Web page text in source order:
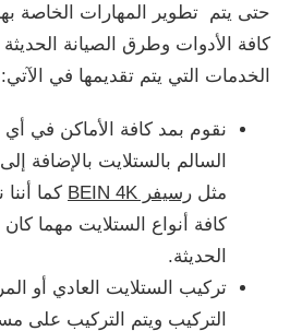
حتى يتم تطوير المهارات الخاصة
كافة الأدوات وطرق الصيانة
الخدمات التي يتم تقديمها في الآتي:
نقوم بمد كافة الأماكن في
السالم بالستلايت بالإضافة
مثل رسيفر BEIN 4K
كما
كافة أنواع الستلايت مهما كان
الحديثة.
تركيب الستلايت العادي أو
التركيب ويتم التركيب على